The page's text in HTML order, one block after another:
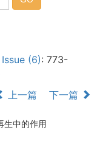
Issue (6): 773-
上一篇 下一篇
生中的作用